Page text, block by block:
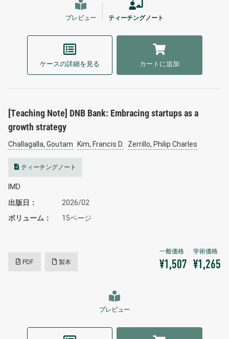
プレビュー ティーチングノート
ケースの詳細を見る カートに追加
[Teaching Note] DNB Bank: Embracing startups as a
growth strategy
Challagalla, Goutam Kim, Francis D. Zerrillo, Philip Charles
ティーチングノート
IMD
出版日
2026/02
ボリューム
15ページ
PDF 製本 ¥1,507 ¥1,265
プレビュー